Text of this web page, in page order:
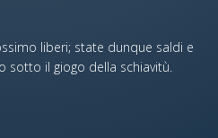
liberi; state dunque saldi e
sotto il giogo della schiavitù.